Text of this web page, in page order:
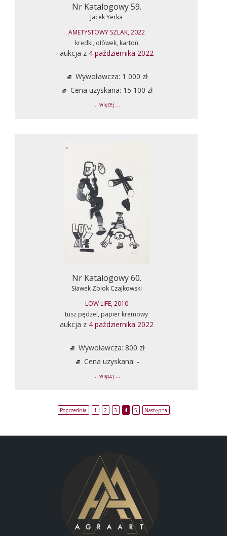
Nr Katalogowy 59.
Jacek Yerka
AMETYSTOWY SZLAK, 2022
kredki, ołówek, karton
aukcja z 4 października 2022
Wywoławcza: 1 000 zł
Cena uzyskana: 15 100 zł
... więcej ...
Nr Katalogowy 60.
Sławek Zbiok Czajkowski
LOW LIFE, 2010
tusz pędzel, papier kremowy
aukcja z 4 października 2022
Wywoławcza: 800 zł
Cena uzyskana: -
... więcej ...
Poprzednia 1 2 3 4 5 Następna